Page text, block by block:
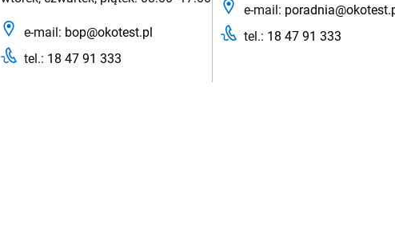
e-mail: bop@okotest.pl
tel.: 18 47 91 333
e-mail:
tel.: 18 47 91 333